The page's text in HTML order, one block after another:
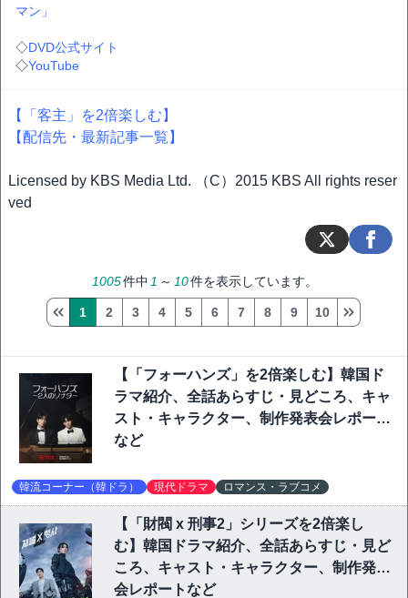
マン」
◇DVD公式サイト
◇YouTube
【「客主」を2倍楽しむ】
【配信先・最新記事一覧】
Licensed by KBS Media Ltd. （C）2015 KBS All rights reser
ved
1005件中 1 ～ 10件を表示しています。
1 2 3 4 5 6 7 8 9 10
【「フォーハンズ」を2倍楽しむ】韓国ド
ラマ紹介、全話あらすじ・見どころ、キャ
スト・キャラクター、制作発表会レポート
など
韓流コーナー（韓ドラ） 現代ドラマ ロマンス・ラブコメ
【「財閥 x 刑事2」シリーズを2倍楽し
む】韓国ドラマ紹介、全話あらすじ・見ど
ころ、キャスト・キャラクター、制作発表
会レポートなど